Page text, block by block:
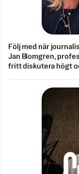
Följ med när
Jan Blomgren,
fritt diskutera högt